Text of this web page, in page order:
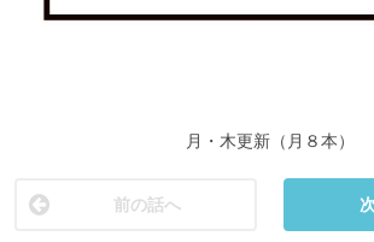
月・木更新（月８本）
前の話へ